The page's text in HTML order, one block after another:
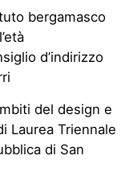
bergamasco
d’indirizzo
del design e
Laurea Triennale
di San